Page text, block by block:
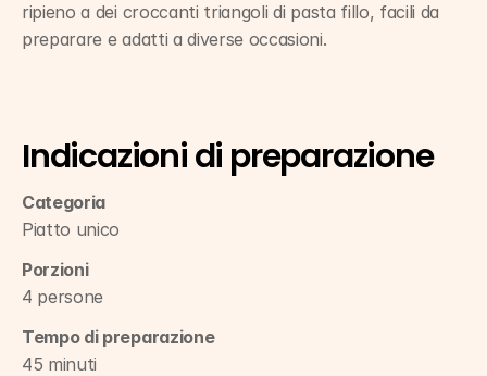
ripieno a dei croccanti triangoli di pasta fillo, facili da
preparare e adatti a diverse occasioni.
Indicazioni di preparazione
Categoria
Piatto unico
Porzioni
4 persone
Tempo di preparazione
45 minuti